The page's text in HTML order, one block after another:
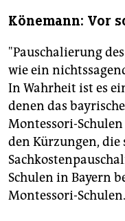
Könemann: Vor
"Pauschalierung
wie ein
In Wahrheit ist es
denen das
Montessori-Schulen
den Kürzungen, die
Schulen in Bayern
Montessori-Schulen.